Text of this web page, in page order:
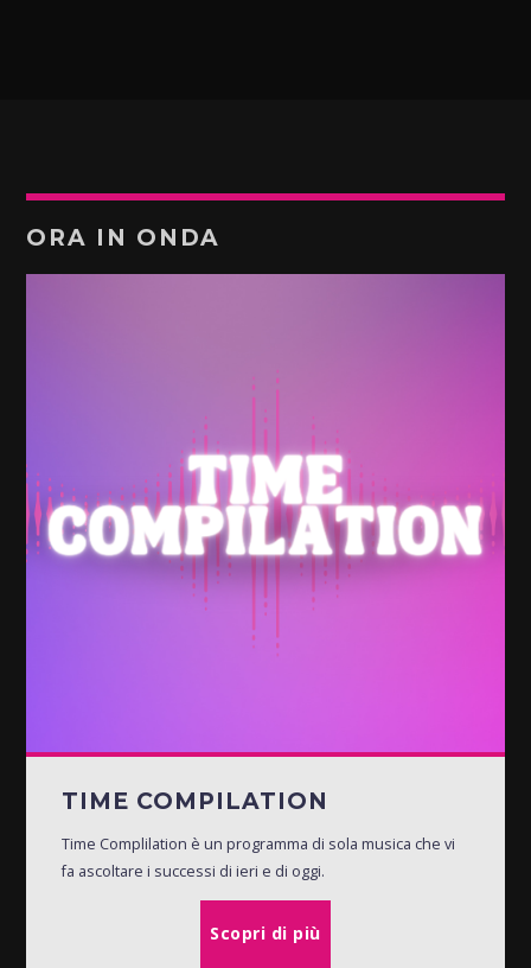
ORA IN ONDA
TIME COMPILATION
Time Complilation è un programma di sola musica che vi
fa ascoltare i successi di ieri e di oggi.
Scopri di più